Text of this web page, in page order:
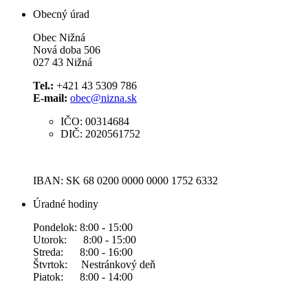
Obecný úrad
Obec Nižná
Nová doba 506
027 43 Nižná
Tel.: +421 43 5309 786
E-mail: obec@nizna.sk
IČO: 00314684
DIČ: 2020561752
IBAN: SK 68 0200 0000 0000 1752 6332
Úradné hodiny
Pondelok: 8:00 - 15:00
Utorok: 8:00 - 15:00
Streda: 8:00 - 16:00
Štvrtok: Nestránkový deň
Piatok: 8:00 - 14:00